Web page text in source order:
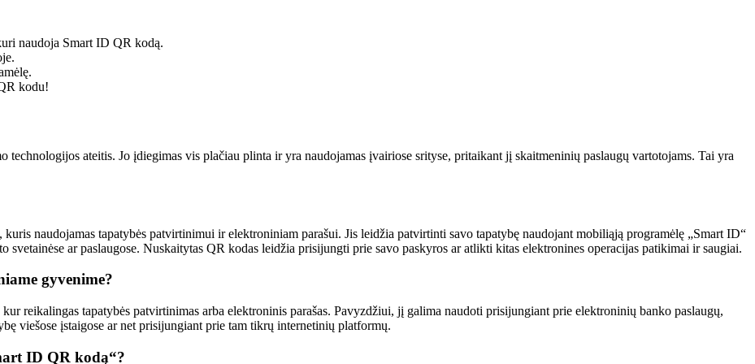
naudoja Smart ID QR kodą.
kodu!
technologijos ateitis. Jo įdiegimas vis plačiau plinta ir yra naudojamas įvairiose srityse, pritaikant jį skaitmeninių paslaugų vartotojams. Tai yra
naudojamas tapatybės patvirtinimui ir elektroniniam parašui. Jis leidžia patvirtinti savo tapatybę naudojant mobiliąją programėlę „Smart ID“
svetainėse ar paslaugose. Nuskaitytas QR kodas leidžia prisijungti prie savo paskyros ar atlikti kitas elektronines operacijas patikimai ir saugiai.
gyvenime?
reikalingas tapatybės patvirtinimas arba elektroninis parašas. Pavyzdžiui, jį galima naudoti prisijungiant prie elektroninių banko paslaugų,
viešose įstaigose ar net prisijungiant prie tam tikrų internetinių platformų.
ID QR kodą“?